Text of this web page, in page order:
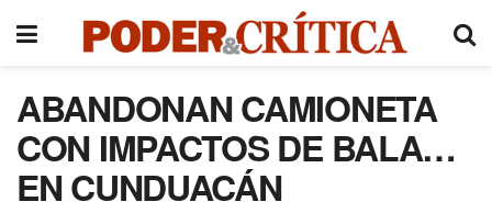
ABANDONAN CAMIONETA
CON IMPACTOS DE BALA…
EN CUNDUACÁN